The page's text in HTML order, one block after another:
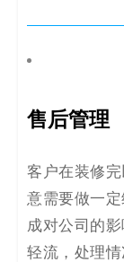
售后管理
客户在装修
意需要做一
成对公司的
轻流，处理情